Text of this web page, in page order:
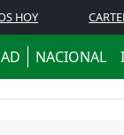
HOY
NACIONAL